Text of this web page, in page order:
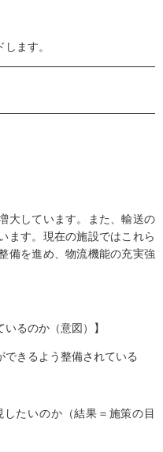
ます。
大しています。また、輸送の
ます。現在の施設ではこれら
備を進め、物流機能の充実強
るのか（意図）】
きるよう整備されている
したいのか（結果＝施策の目